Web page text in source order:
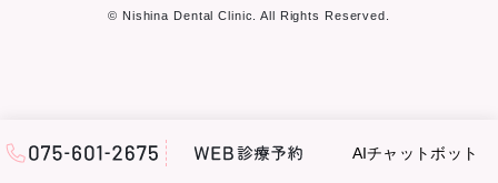
AIチャットボット
© Nishina Dental Clinic. All Rights Reserved.